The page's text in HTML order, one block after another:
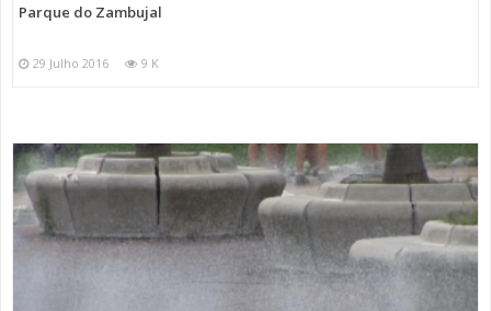
Parque do Zambujal
29 Julho 2016 9 K